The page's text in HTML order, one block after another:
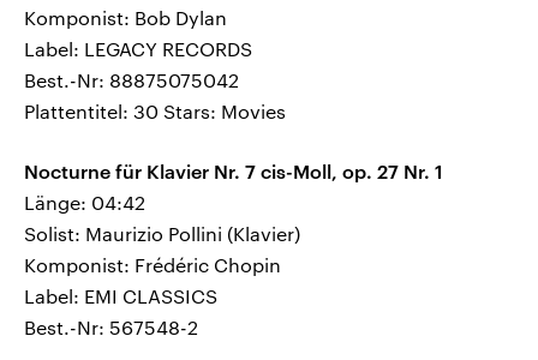
Komponist: Bob Dylan
Label: LEGACY RECORDS
Best.-Nr: 88875075042
Plattentitel: 30 Stars: Movies
Nocturne für Klavier Nr. 7 cis-Moll, op. 27 Nr. 1
Länge: 04:42
Solist: Maurizio Pollini (Klavier)
Komponist: Frédéric Chopin
Label: EMI CLASSICS
Best.-Nr: 567548-2